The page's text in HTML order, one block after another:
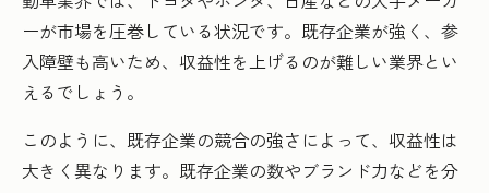
ーが市場を圧巻している状況です。既存企業が強く、参
入障壁も高いため、収益性を上げるのが難しい業界とい
えるでしょう。
このように、既存企業の競合の強さによって、収益性は
大きく異なります。既存企業の数やブランド力などを分